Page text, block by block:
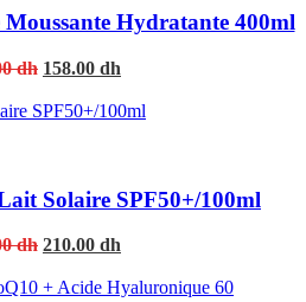
Hydratante 400ml
dh Original
was:
158.00 dh
is:
Solaire SPF50+/100ml
dh Original
was:
210.00 dh
is: